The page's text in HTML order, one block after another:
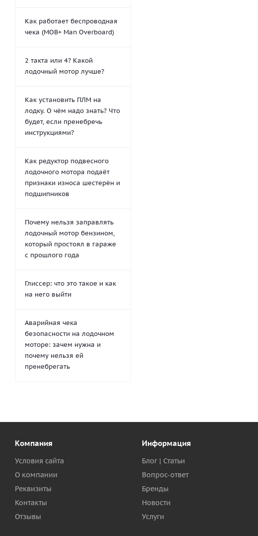
Как работает беспроводная
чека (MOB+ Man Overboard)
2 такта или 4? Какой
лодочный мотор лучше?
Как установить ПЛМ на
лодку. О чём надо знать? Что
будет, если пренебречь
инструкциями?
Как редуктор подвесного
лодочного мотора подаёт
признаки износа шестерён и
подшипников
Почему нельзя заправлять
лодочный мотор бензином,
который простоял в гараже
с прошлого года
Глиссер: что это такое и как
на него выйти
Аварийная чека
безопасности на лодочном
моторе: зачем нужна и
почему нельзя ей
пренебрегать
Компания
Условия сайта
О компании
Реквизиты
Контакты
Отзывы
Информация
Блог | Статьи
Вопрос-ответ
Бренды
Новости
Услуги